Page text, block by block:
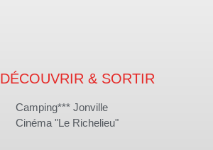
DÉCOUVRIR & SORTIR
Camping*** Jonville
Cinéma "Le Richelieu"